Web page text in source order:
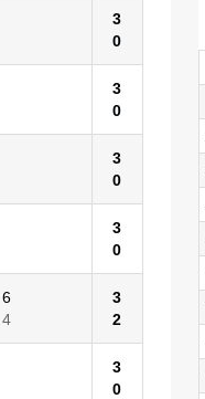
3
0
3
0
3
0
3
0
6
4
3
2
3
0